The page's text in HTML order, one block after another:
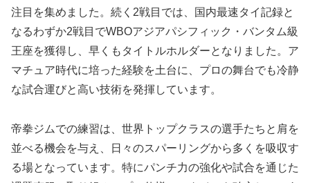
注目を集めました。続く2戦目では、国内最速タイ記録と
なるわずか2戦目でWBOアジアパシフィック・バンタム級
王座を獲得し、早くもタイトルホルダーとなりました。ア
マチュア時代に培った経験を土台に、プロの舞台でも冷静
な試合運びと高い技術を発揮しています。
帝拳ジムでの練習は、世界トップクラスの選手たちと肩を
並べる機会を与え、日々のスパーリングから多くを吸収す
る場となっています。特にパンチ力の強化や試合を通じた